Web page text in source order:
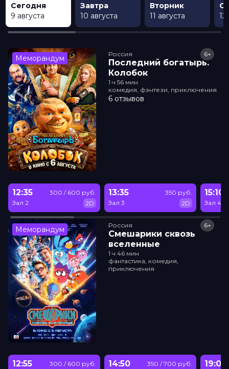
Сегодня
9 августа
Завтра
10 августа
Вторник
11 августа
12
Меморандум Россия
Последний богатырь.
Колобок
6+
1 ч 56 мин
комедия, фэнтези, приключения
6 отзывов
12:35
Зал 2
300 / 600 руб.
2D
13:35
Зал 3
350 руб.
2D
15:10
Зал 4
Меморандум Россия
Смешарики сквозь
вселенные
6+
1 ч 46 мин
фантастика, комедия,
приключения
12:55
300 / 600 руб.
14:50
350 / 700 руб.
19:00